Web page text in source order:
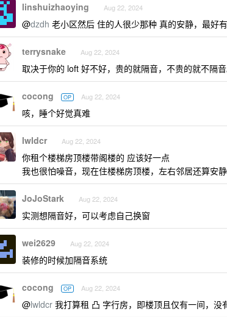
linshuizhaoying Aug 22, 2024
@dzdh 老小区然后 住的人很少那种 真的安静，最好
terrysnake Aug 22, 2024
取决于你的 loft 好不好，贵的就隔音，不贵的就不隔音
cocong OP Aug 22, 2024
咳，睡个好觉真难
lwldcr Aug 22, 2024
你租个楼梯房顶楼带阁楼的 应该好一点
我也很怕噪音，现在住楼梯房顶楼，左右邻居还算安
JoJoStark Aug 22, 2024
实测想隔音好，可以考虑自己换窗
wei2629 Aug 22, 2024
装修的时候加隔音系统
cocong OP Aug 22, 2024
@lwldcr 我打算租 凸 字行房，即楼顶且仅有一间，没